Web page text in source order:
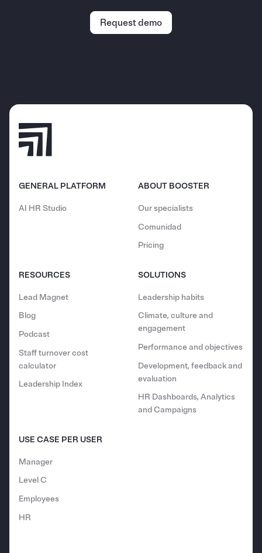
Request demo
GENERAL PLATFORM
AI HR Studio
ABOUT BOOSTER
Our specialists
Comunidad
Pricing
RESOURCES
Lead Magnet
Blog
Podcast
Staff turnover cost
calculator
Leadership Index
SOLUTIONS
Leadership habits
Climate, culture and
engagement
Performance and objectives
Development, feedback and
evaluation
HR Dashboards, Analytics
and Campaigns
USE CASE PER USER
Manager
Level C
Employees
HR